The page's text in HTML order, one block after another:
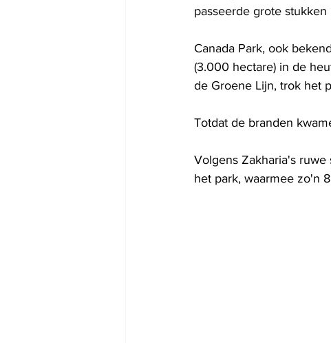
passeerde grote
Canada Park, ook
(3.000 hectare) in de
de Groene Lijn, trok het
Totdat de branden
Volgens Zakharia's
het park, waarmee zo'n